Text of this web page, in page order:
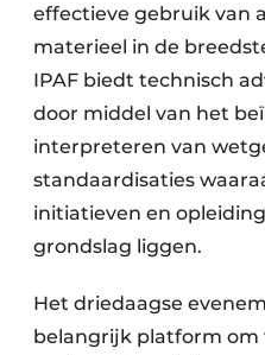
effectieve gebruik van
materieel in de
IPAF biedt technisch
door middel van het
interpreteren van
standaardisaties
initiatieven en
grondslag liggen.
Het driedaagse
belangrijk platform